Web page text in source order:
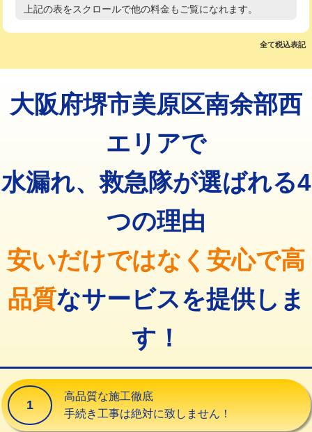
え）
マス交換（土の掘削・埋め戻し作業） 11,000円~
マス交換（深さ50㎝以上） 66,000円
コンクリート斫り（厚さ10㎝超え） 38,500円
モルタル補修（厚さ10㎝まで） 27,500円
16,500円
廃棄・処分 現場見積
高度高圧洗浄換 現地調査
トーラー機使用/3mまで 33,000円
追加トーラー機使用/3m超え +3,300円
8,800円
止水・漏水調査・防水処理・清掃・修
11,000円
止水・漏水調査・防水処理・清掃・修
22,000円
止水・漏水調査・防水処理・清掃・修
理・調整・分解・加工など（重作業）
33,000円
その他部品の脱着 8,800円～
交換・取付(単水栓（壁付・デッキ
式）)
13,200円+材料費
交換・取付(混合水栓（壁付・デッキ
式・ワンホール）)
16,500円+材料費
上記の表をスクロールで他の料金もご覧になれます。
全て税込表記
大阪府堺市美原区南余部西
エリアで
水漏れ、救急隊が選ばれる4
つの理由
安いだけではなく安心で高
品質なサービスを提供しま
す！
1
高品質な施工徹底
手続き工事は絶対に致しません！